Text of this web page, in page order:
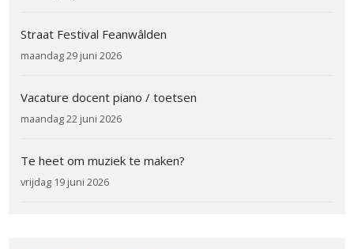
Straat Festival Feanwâlden
maandag 29 juni 2026
Vacature docent piano / toetsen
maandag 22 juni 2026
Te heet om muziek te maken?
vrijdag 19 juni 2026